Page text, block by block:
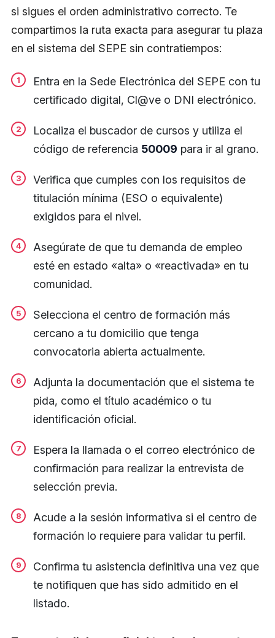
si sigues el orden administrativo correcto. Te
compartimos la ruta exacta para asegurar tu plaza
en el sistema del SEPE sin contratiempos:
Entra en la Sede Electrónica del SEPE con tu
certificado digital, Cl@ve o DNI electrónico.
Localiza el buscador de cursos y utiliza el
código de referencia 50009 para ir al grano.
Verifica que cumples con los requisitos de
titulación mínima (ESO o equivalente)
exigidos para el nivel.
Asegúrate de que tu demanda de empleo
esté en estado «alta» o «reactivada» en tu
comunidad.
Selecciona el centro de formación más
cercano a tu domicilio que tenga
convocatoria abierta actualmente.
Adjunta la documentación que el sistema te
pida, como el título académico o tu
identificación oficial.
Espera la llamada o el correo electrónico de
confirmación para realizar la entrevista de
selección previa.
Acude a la sesión informativa si el centro de
formación lo requiere para validar tu perfil.
Confirma tu asistencia definitiva una vez que
te notifiquen que has sido admitido en el
listado.